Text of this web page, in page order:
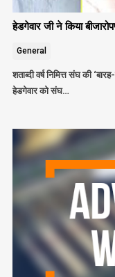
हेडगेवार जी ने किया
General
शताब्दी वर्ष निमित्त संघ की
हेडगेवार को संघ…